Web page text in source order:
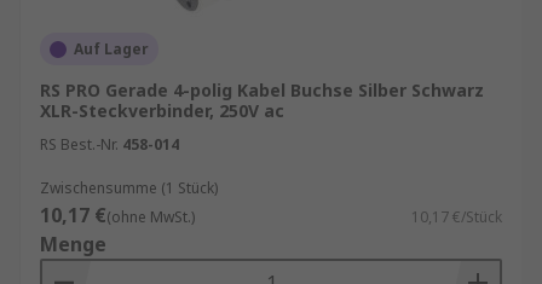
Auf Lager
RS PRO Gerade 4-polig Kabel Buchse Silber Schwarz
XLR-Steckverbinder, 250V ac
RS Best.-Nr. 458-014
Zwischensumme (1 Stück)
10,17 €(ohne MwSt.) 10,17 €/Stück
Menge